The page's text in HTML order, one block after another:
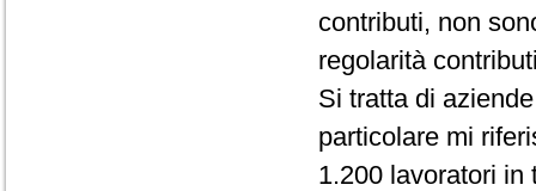
contributi, non
regolarità
Si tratta di
particolare mi
1.200 lavoratori in